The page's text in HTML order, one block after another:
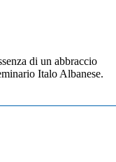
di un abbraccio
Italo Albanese.